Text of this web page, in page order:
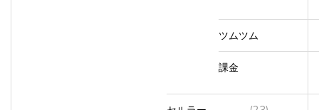
ツムツム
課金
セルラー (23)